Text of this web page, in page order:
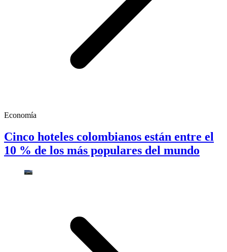
Economía
Cinco hoteles colombianos están entre el
10 % de los más populares del mundo